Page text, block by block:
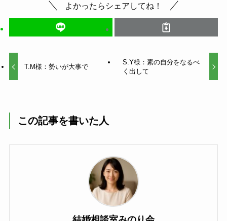
よかったらシェアしてね！
T.M様：勢いが大事で
S.Y様：素の自分をなるべ
く出して
この記事を書いた人